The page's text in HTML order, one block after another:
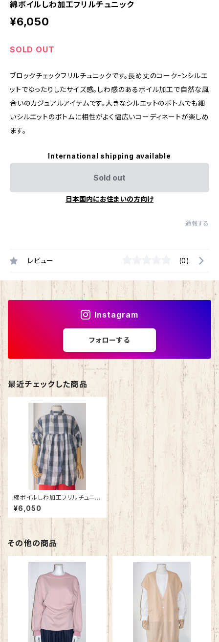
綿ボイルしわ加工フリルチュニック
¥6,050
SOLD OUT
ブロックチェックフリルチュニックです。長め丈のコークｰンシルエ
ットでゆったりしたサイズ感。しわ感のあるボイル加工で自然な風
合いのカジュアルアイテムです。大きなシルエットのボトムでも細
いシルエットのボトムに相性がよく幅広いコーディネートが楽しめ
ます。
International shipping available
Sold out
日本国内にお住まいの方向け
通報する
レビュー (0)
Instagram
フォローする
最近チェックした商品
綿ボイルしわ加工フリルチュニッ
ク
¥6,050
その他の商品